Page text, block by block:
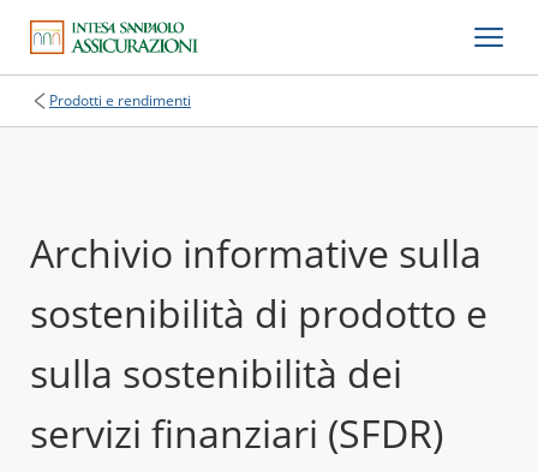
Prodotti e rendimenti
Archivio informative sulla
sostenibilità di prodotto e
sulla sostenibilità dei
servizi finanziari (SFDR)